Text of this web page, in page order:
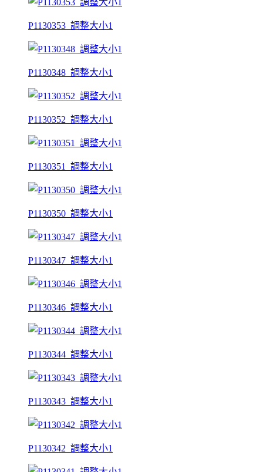
P1130353_調整大小1
P1130348_調整大小1
P1130352_調整大小1
P1130351_調整大小1
P1130350_調整大小1
P1130347_調整大小1
P1130346_調整大小1
P1130344_調整大小1
P1130343_調整大小1
P1130342_調整大小1